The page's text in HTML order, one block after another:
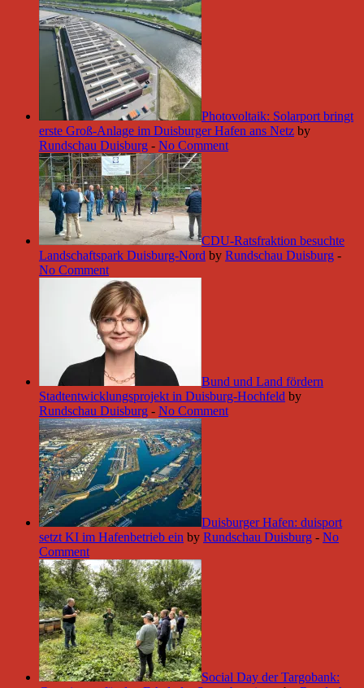
Photovoltaik: Solarport bringt
erste Groß-Anlage im Duisburger Hafen ans Netz by
Rundschau Duisburg - No Comment
CDU-Ratsfraktion besuchte
Landschaftspark Duisburg-Nord by Rundschau Duisburg -
No Comment
Bund und Land fördern
Stadtentwicklungsprojekt in Duisburg-Hochfeld by
Rundschau Duisburg - No Comment
Duisburger Hafen: duisport
setzt KI im Hafenbetrieb ein by Rundschau Duisburg - No
Comment
Social Day der Targobank: